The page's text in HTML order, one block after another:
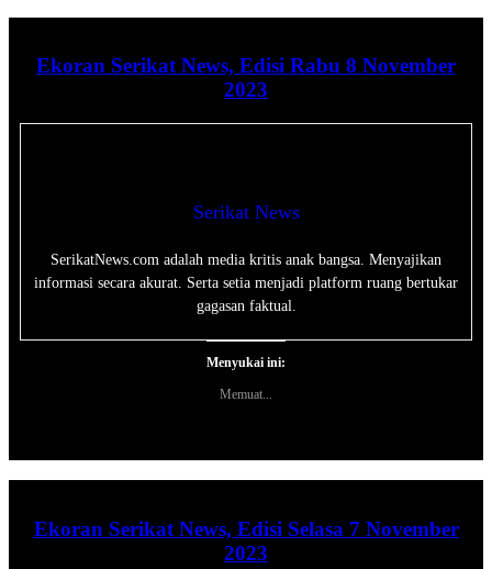
Ekoran Serikat News, Edisi Rabu 8 November
2023
Serikat News
SerikatNews.com adalah media kritis anak bangsa. Menyajikan
informasi secara akurat. Serta setia menjadi platform ruang bertukar
gagasan faktual.
Menyukai ini:
Memuat...
Ekoran Serikat News, Edisi Selasa 7 November
2023